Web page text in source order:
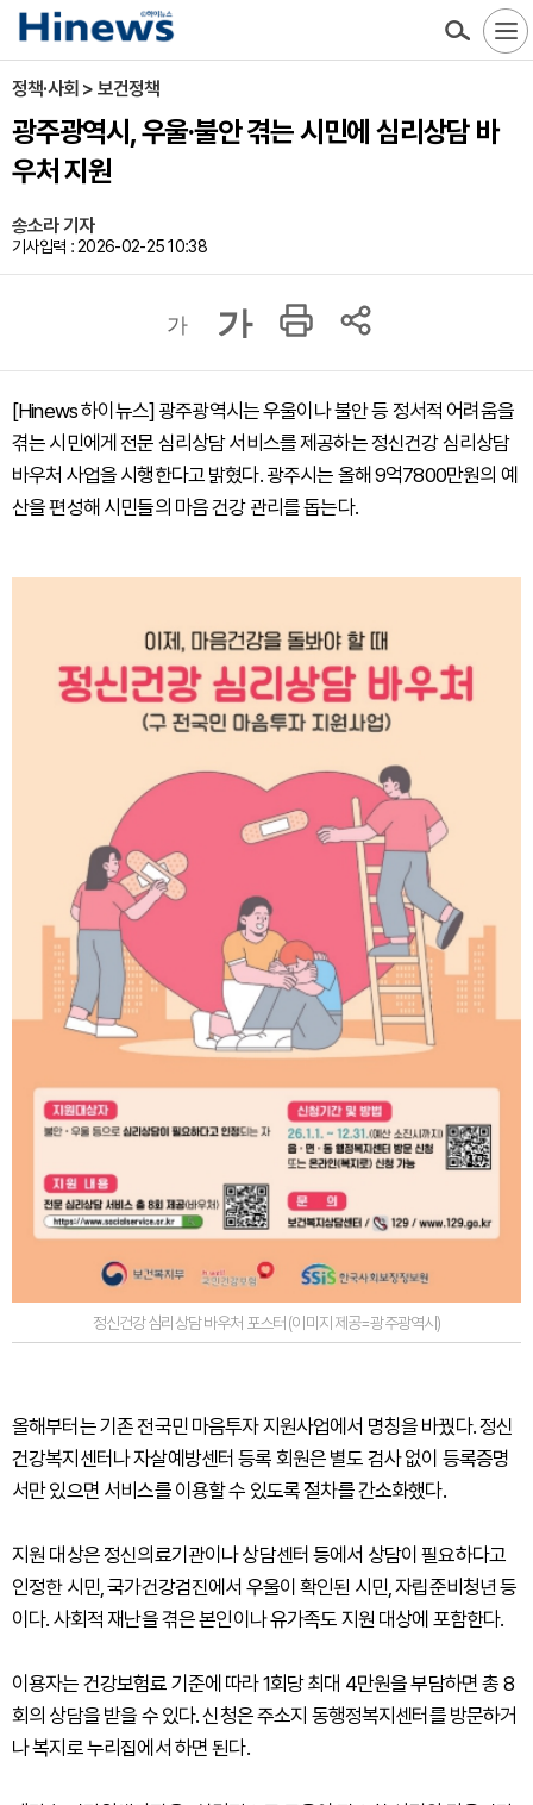
정책·사회 > 보건정책
광주광역시, 우울·불안 겪는 시민에 심리상담 바
우처 지원
송소라 기자
기사입력 : 2026-02-25 10:38
가 가
[Hinews 하이뉴스] 광주광역시는 우울이나 불안 등 정서적 어려움을
겪는 시민에게 전문 심리상담 서비스를 제공하는 정신건강 심리상담
바우처 사업을 시행한다고 밝혔다. 광주시는 올해 9억7800만원의 예
산을 편성해 시민들의 마음 건강 관리를 돕는다.
정신건강 심리상담 바우처 포스터 (이미지 제공=광주광역시)
올해부터는 기존 전국민 마음투자 지원사업에서 명칭을 바꿨다. 정신
건강복지센터나 자살예방센터 등록 회원은 별도 검사 없이 등록증명
서만 있으면 서비스를 이용할 수 있도록 절차를 간소화했다.
지원 대상은 정신의료기관이나 상담센터 등에서 상담이 필요하다고
인정한 시민, 국가건강검진에서 우울이 확인된 시민, 자립준비청년 등
이다. 사회적 재난을 겪은 본인이나 유가족도 지원 대상에 포함한다.
이용자는 건강보험료 기준에 따라 1회당 최대 4만원을 부담하면 총 8
회의 상담을 받을 수 있다. 신청은 주소지 동행정복지센터를 방문하거
나 복지로 누리집에서 하면 된다.